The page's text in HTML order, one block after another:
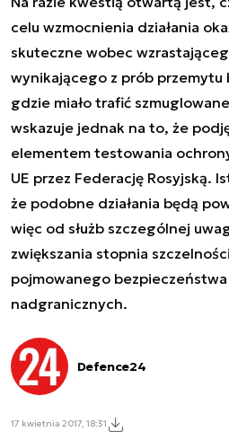
celu wzmocnienia działania
skuteczne wobec
wynikającego z prób przemytu
gdzie miało trafić
wskazuje jednak na to, że
elementem testowania
UE przez Federację Rosyjską.
że podobne działania będą
więc od służb szczególnej
zwiększania stopnia
pojmowanego
nadgranicznych.
Defence24
17 kwietnia 2017, 18:31